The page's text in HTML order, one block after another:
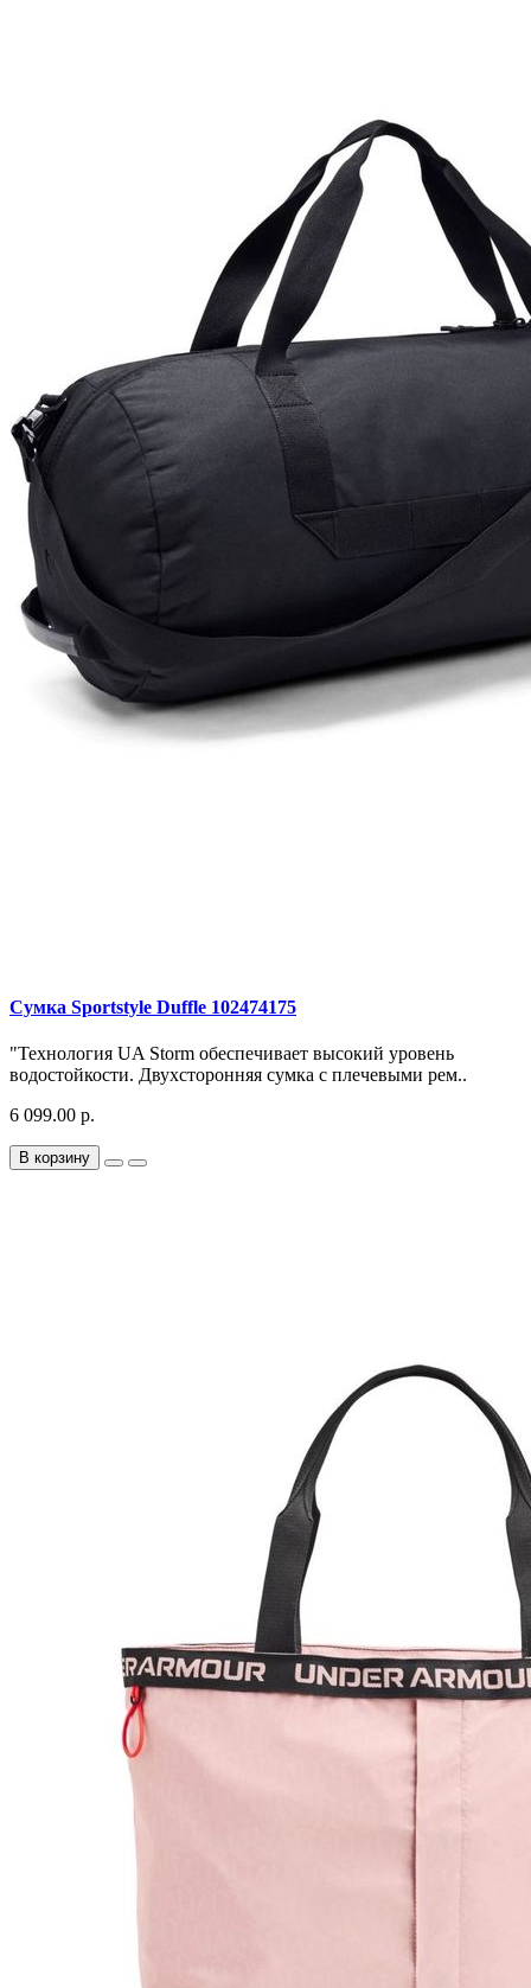
Сумка Sportstyle Duffle 102474175
"Технология UA Storm обеспечивает высокий уровень
водостойкости. Двухсторонняя сумка с плечевыми рем..
6 099.00 р.
В корзину